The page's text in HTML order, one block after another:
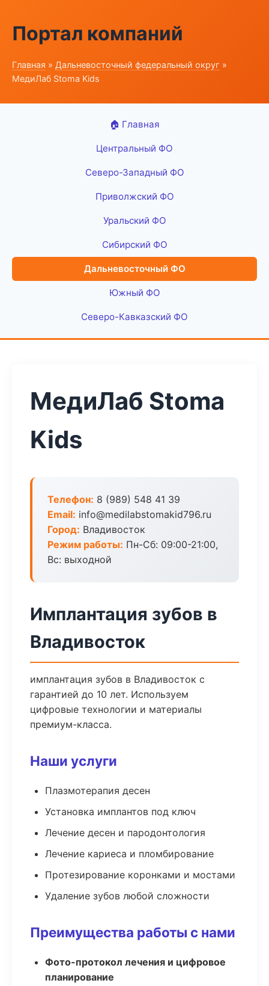
Портал компаний
Главная » Дальневосточный федеральный округ »
МедиЛаб Stoma Kids
🏠 Главная
Центральный ФО
Северо-Западный ФО
Приволжский ФО
Уральский ФО
Сибирский ФО
Дальневосточный ФО
Южный ФО
Северо-Кавказский ФО
МедиЛаб Stoma
Kids
Телефон: 8 (989) 548 41 39
Email: info@medilabstomakid796.ru
Город: Владивосток
Режим работы: Пн-Сб: 09:00-21:00,
Вс: выходной
Имплантация зубов в
Владивосток
имплантация зубов в Владивосток с
гарантией до 10 лет. Используем
цифровые технологии и материалы
премиум-класса.
Наши услуги
Плазмотерапия десен
Установка имплантов под ключ
Лечение десен и пародонтология
Лечение кариеса и пломбирование
Протезирование коронками и мостами
Удаление зубов любой сложности
Преимущества работы с нами
Фото-протокол лечения и цифровое
планирование